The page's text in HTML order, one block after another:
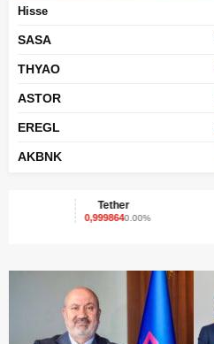
Hisse
SASA
THYAO
ASTOR
EREGL
AKBNK
Tether
0,999864 0.00%